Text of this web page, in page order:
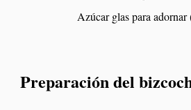
Azúcar glas para
Preparación del